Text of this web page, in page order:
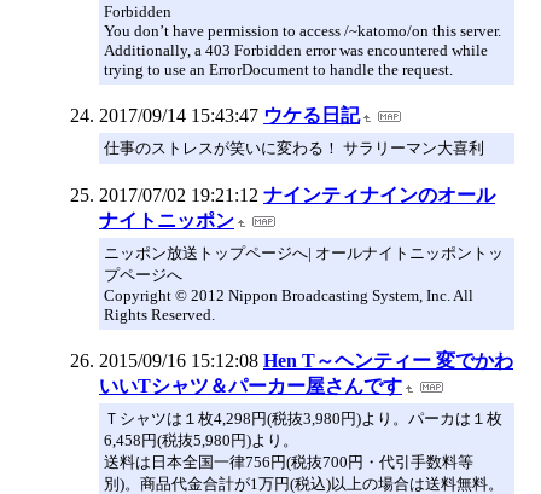
Forbidden
You don’t have permission to access /~katomo/on this server.
Additionally, a 403 Forbidden error was encountered while
trying to use an ErrorDocument to handle the request.
2017/09/14 15:43:47 ウケる日記
仕事のストレスが笑いに変わる！ サラリーマン大喜利
2017/07/02 19:21:12 ナインティナインのオール
ナイトニッポン
ニッポン放送トップページへ| オールナイトニッポントッ
プページへ
Copyright © 2012 Nippon Broadcasting System, Inc. All
Rights Reserved.
2015/09/16 15:12:08 Hen T～ヘンティー 変でかわ
いいTシャツ＆パーカー屋さんです
Ｔシャツは１枚4,298円(税抜3,980円)より。パーカは１枚
6,458円(税抜5,980円)より。
送料は日本全国一律756円(税抜700円・代引手数料等
別)。商品代金合計が1万円(税込)以上の場合は送料無料。